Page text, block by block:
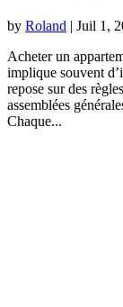
by Roland | Juil 1,
Acheter un
implique souvent
repose sur des
assemblées
Chaque...